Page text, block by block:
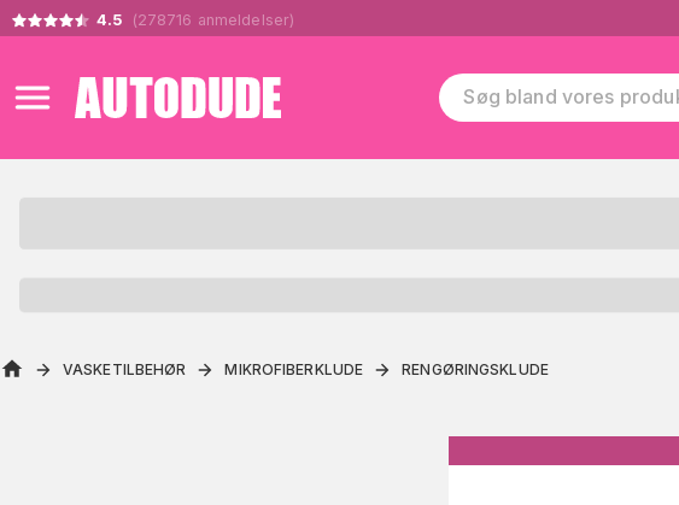
4.5 (278716 anmeldelser)
VASKETILBEHØR MIKROFIBERKLUDE RENGØRINGSKLUDE